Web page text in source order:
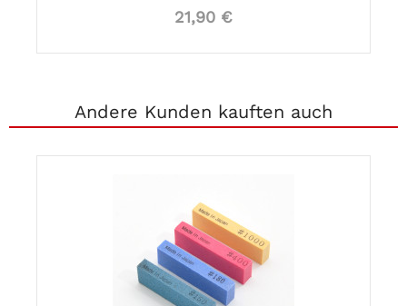
21,90 €
Andere Kunden kauften auch